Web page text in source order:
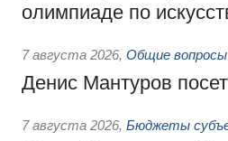
олимпиаде по
7 августа 2026, Общие
Денис Мантуров
7 августа 2026, Бюджеты